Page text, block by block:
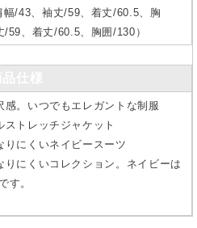
/43、袖丈/59、着丈/60.5、胸
59、着丈/60.5、胸囲/130）
。いつでもエレガントな制服
トレッチジャケット
にくいネイビースーツ
にくいコレクション。ネイビーは
す。